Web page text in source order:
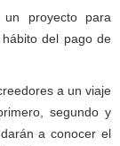
proyecto para
del pago de
a un viaje
segundo y
a conocer el